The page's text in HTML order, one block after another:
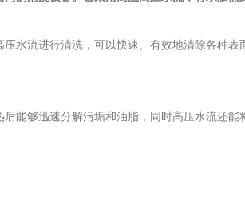
流进行清洗，可以快速、有效地清除各种
够迅速分解污垢和油脂，同时高压水流还